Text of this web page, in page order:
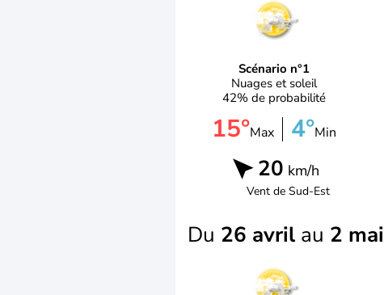
Scénario n°1
Nuages et soleil
42% de probabilité
15°Max 4°Min
20 km/h
Vent deSud-Est
Du 26 avril au 2 mai